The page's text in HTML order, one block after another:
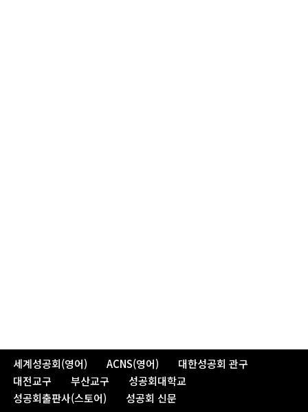
세계성공회(영어) ACNS(영어)
대한성공회 관구
대전교구
부산교구
성공회대학교
성공회출판사(스토어)
성공회 신문